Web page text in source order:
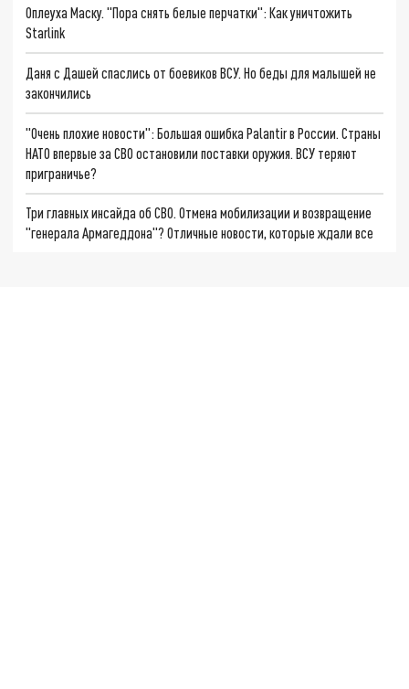
Оплеуха Маску. "Пора снять белые перчатки": Как уничтожить
Starlink
Даня с Дашей спаслись от боевиков ВСУ. Но беды для малышей не
закончились
"Очень плохие новости": Большая ошибка Palantir в России. Страны
НАТО впервые за СВО остановили поставки оружия. ВСУ теряют
приграничье?
Три главных инсайда об СВО. Отмена мобилизации и возвращение
"генерала Армагеддона"? Отличные новости, которые ждали все